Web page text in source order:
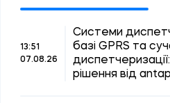
13:51
07.08.26
Системи
базі GPRS та
рішення від